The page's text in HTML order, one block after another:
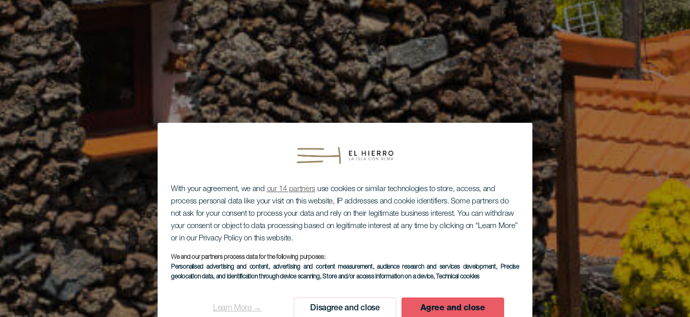
With your agreement, we and our 14 partners use cookies or similar technologies to store, access, and
process personal data like your visit on this website, IP addresses and cookie identifiers. Some partners do
not ask for your consent to process your data and rely on their legitimate business interest. You can withdraw
your consent or object to data processing based on legitimate interest at any time by clicking on “Learn More”
or in our Privacy Policy on this website.
We and our partners process data for the following purposes:
Personalised advertising and content, advertising and content measurement, audience research and services development, Precise
geolocation data, and identification through device scanning, Store and/or access information on a device, Technical cookies
Learn More → Disagree and close Agree and close